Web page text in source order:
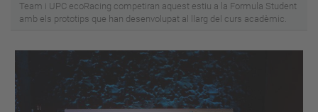
Team i UPC ecoRacing competiran aquest estiu a la Formula Student
amb els prototips que han desenvolupat al llarg del curs acadèmic.